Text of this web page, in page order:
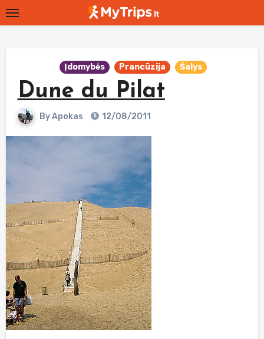
Skip
to
Įdomybės Prancūzija Šalys
Dune du Pilat
ByApokas 12/08/2011